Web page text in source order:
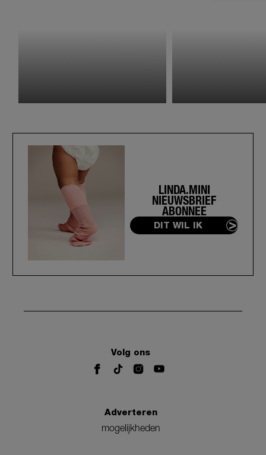
LINDA.MINI
NIEUWSBRIEF
ABONNEE
DIT WIL IK
Volg ons
Adverteren
mogelijkheden